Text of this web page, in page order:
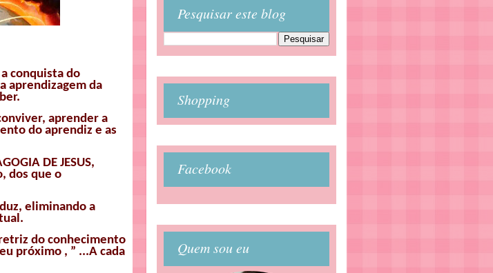
conquista do
aprendizagem da
aprender a
do aprendiz e as
DE JESUS,
dos que o
eliminando a
do conhecimento
próximo , ” ...A cada
Pesquisar este blog
Shopping
Facebook
Quem sou eu